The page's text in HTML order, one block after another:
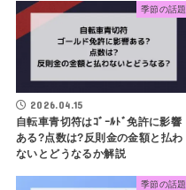
季節の話題
2026.04.15
自転車青切符はｺﾞｰﾙﾄﾞ免許に影響
ある?点数は?反則金の金額と払わ
ないとどうなるか解説
季節の話題